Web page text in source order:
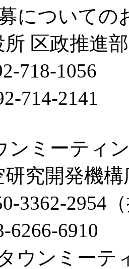
についての
区政推進
718-1056
714-2141
ンミーティ
究開発機構
3362-2954
6910
ンミーテ